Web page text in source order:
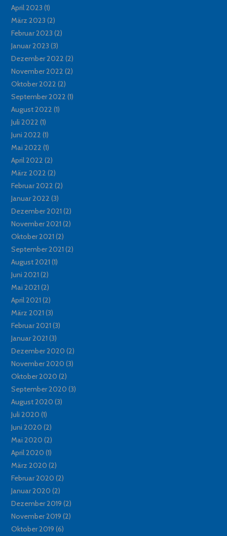
April 2023 (1)
März 2023 (2)
Februar 2023 (2)
Januar 2023 (3)
Dezember 2022 (2)
November 2022 (2)
Oktober 2022 (2)
September 2022 (1)
August 2022 (1)
Juli 2022 (1)
Juni 2022 (1)
Mai 2022 (1)
April 2022 (2)
März 2022 (2)
Februar 2022 (2)
Januar 2022 (3)
Dezember 2021 (2)
November 2021 (2)
Oktober 2021 (2)
September 2021 (2)
August 2021 (1)
Juni 2021 (2)
Mai 2021 (2)
April 2021 (2)
März 2021 (3)
Februar 2021 (3)
Januar 2021 (3)
Dezember 2020 (2)
November 2020 (3)
Oktober 2020 (2)
September 2020 (3)
August 2020 (3)
Juli 2020 (1)
Juni 2020 (2)
Mai 2020 (2)
April 2020 (1)
März 2020 (2)
Februar 2020 (2)
Januar 2020 (2)
Dezember 2019 (2)
November 2019 (2)
Oktober 2019 (6)